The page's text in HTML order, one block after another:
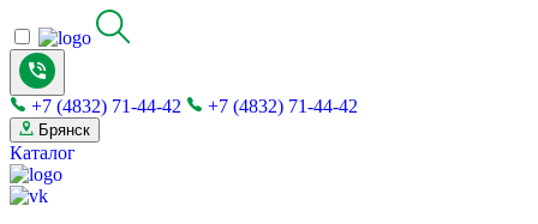
+7 (4832) 71-44-42 +7 (4832) 71-44-42
Брянск
Каталог